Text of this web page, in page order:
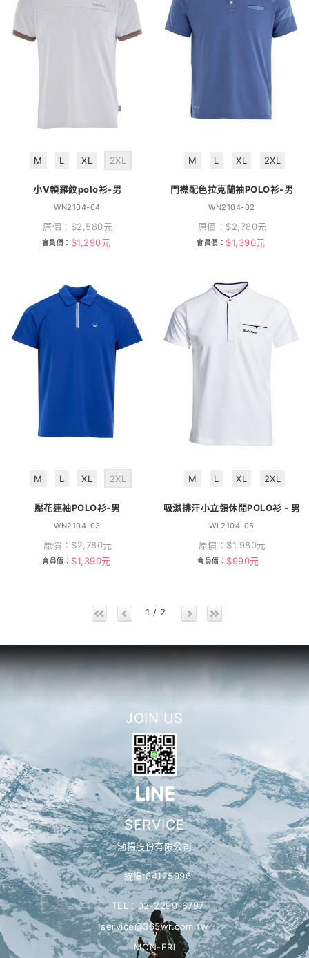
M L XL 2XL
小V領羅紋polo衫-男
WN2104-04
原價： $2,580元
會員價： $1,290元
M L XL 2XL
門襟配色拉克蘭袖POLO衫-男
WN2104-02
原價： $2,780元
會員價： $1,390元
M L XL 2XL
壓花連袖POLO衫-男
WN2104-03
原價： $2,780元
會員價： $1,390元
M L XL 2XL
吸濕排汗小立領休閒POLO衫 - 男
WL2104-05
原價： $1,980元
會員價： $990元
1 / 2
JOIN US
SERVICE
渤揚股份有限公司
統編:84125996
TEL：02-2299-6797
service@365wr.com.tw
MON-FRI